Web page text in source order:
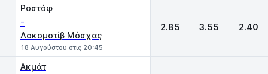
Ροστόφ
-
Λοκομοτίβ Μόσχας
18 Αυγούστου στις 20:45
2.85 3.55 2.40
Ακμάτ